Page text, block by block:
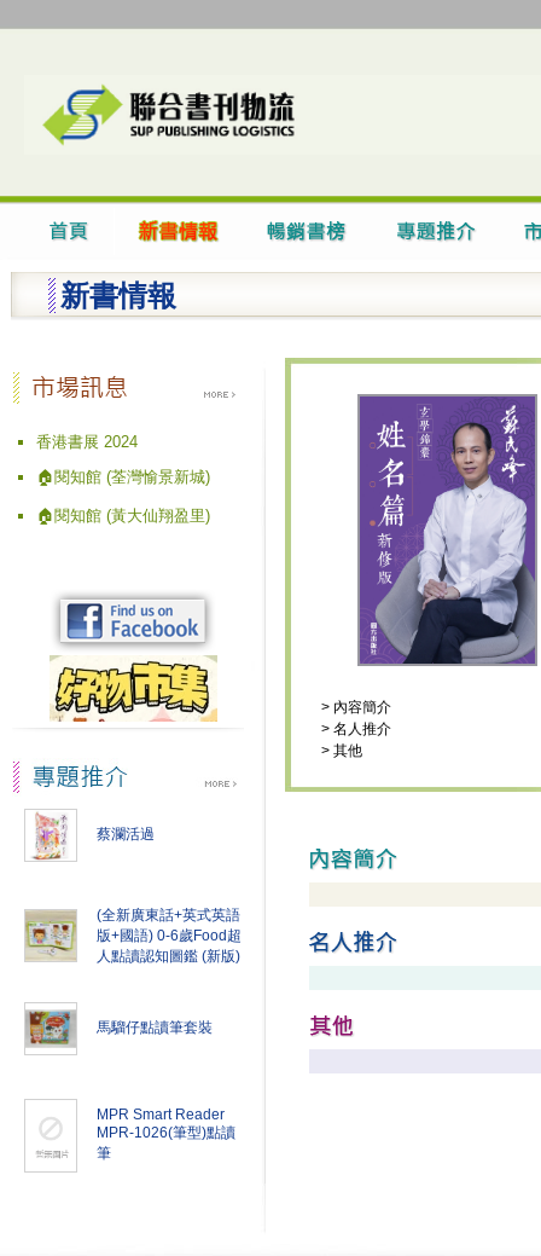
新書情報
香港書展 2024
🏠閱知館 (荃灣愉景新城)
🏠閱知館 (黃大仙翔盈里)
蔡瀾活過
(全新廣東話+英式英語
版+國語) 0-6歲Food超
人點讀認知圖鑑 (新版)
馬騮仔點讀筆套裝
MPR Smart Reader
MPR-1026(筆型)點讀
筆
> 內容簡介
> 名人推介
> 其他